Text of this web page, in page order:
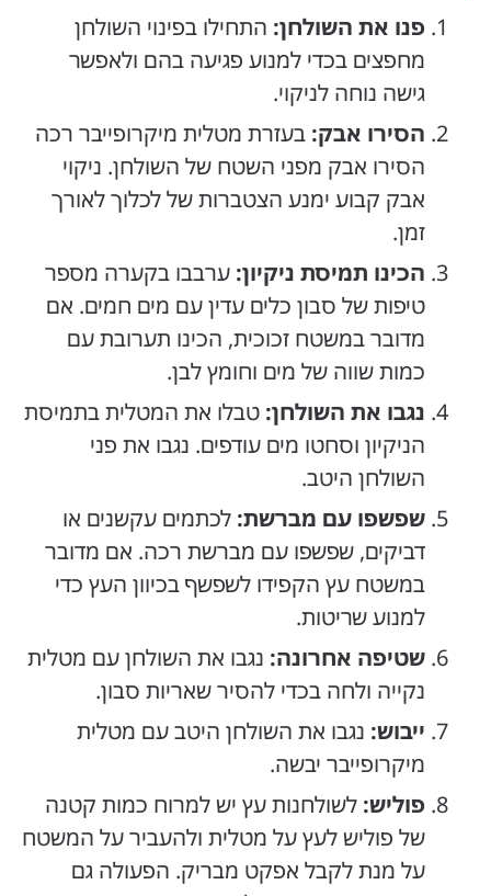
פנו את השולחן: התחילו בפינוי השולחן
מחפצים בכדי למנוע פגיעה בהם ולאפשר
גישה נוחה לניקוי.
הסירו אבק: בעזרת מטלית מיקרופייבר רכה
הסירו אבק מפני השטח של השולחן. ניקוי
אבק קבוע ימנע הצטברות של לכלוך לאורך
זמן.
הכינו תמיסת ניקיון: ערבבו בקערה מספר
טיפות של סבון כלים עדין עם מים חמים. אם
מדובר במשטח זכוכית, הכינו תערובת עם
כמות שווה של מים וחומץ לבן.
נגבו את השולחן: טבלו את המטלית בתמיסת
הניקיון וסחטו מים עודפים. נגבו את פני
השולחן היטב.
שפשפו עם מברשת: לכתמים עקשנים או
דביקים, שפשפו עם מברשת רכה. אם מדובר
במשטח עץ הקפידו לשפשף בכיוון העץ כדי
למנוע שריטות.
שטיפה אחרונה: נגבו את השולחן עם מטלית
נקייה ולחה בכדי להסיר שאריות סבון.
ייבוש: נגבו את השולחן היטב עם מטלית
מיקרופייבר יבשה.
פוליש: לשולחנות עץ יש למרוח כמות קטנה
של פוליש לעץ על מטלית ולהעביר על המשטח
על מנת לקבל אפקט מבריק. הפעולה גם